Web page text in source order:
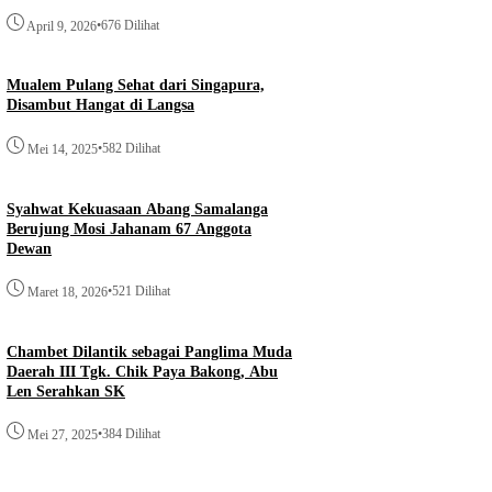
Layanan Gratis
Andaman, Dorong
April 9, 2026•676 Dilihat
Mualem Pulang Sehat dari Singapura,
Disambut Hangat di Langsa
Mei 14, 2025•582 Dilihat
Syahwat Kekuasaan Abang Samalanga
Berujung Mosi Jahanam 67 Anggota
Dewan
Maret 18, 2026•521 Dilihat
Chambet Dilantik sebagai Panglima Muda
Daerah III Tgk. Chik Paya Bakong, Abu
Len Serahkan SK
Mei 27, 2025•384 Dilihat